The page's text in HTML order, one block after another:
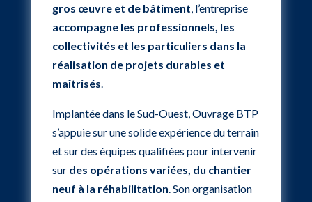
gros œuvre et de bâtiment , l’entreprise
accompagne les professionnels, les
collectivités et les particuliers dans la
réalisation de projets durables et
maîtrisés
Implantée dans le Sud-Ouest, Ouvrage BTP
s’appuie sur une solide expérience du terrain
et sur des équipes qualifiées pour intervenir
sur des opérations variées, du chantier
neuf à la réhabilitation . Son organisation